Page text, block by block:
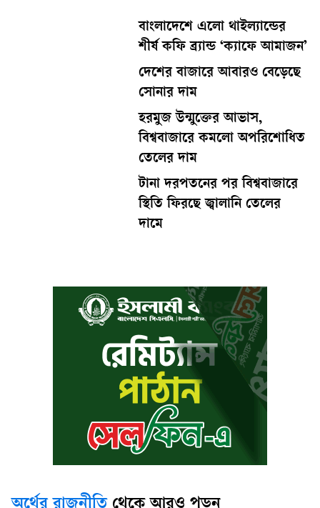
বাংলাদেশে এলো থাইল্যান্ডের
শীর্ষ কফি ব্র্যান্ড ‘ক্যাফে আমাজন’
দেশের বাজারে আবারও বেড়েছে
সোনার দাম
হরমুজ উন্মুক্তের আভাস,
বিশ্ববাজারে কমলো অপরিশোধিত
তেলের দাম
টানা দরপতনের পর বিশ্ববাজারে
স্থিতি ফিরছে জ্বালানি তেলের
দামে